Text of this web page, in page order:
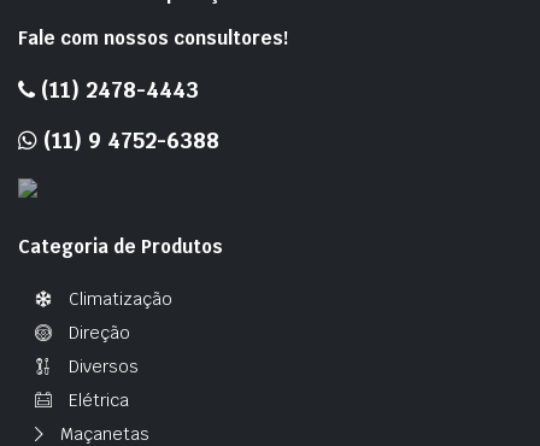
Fale com nossos consultores!
(11) 2478-4443
(11) 9 4752-6388
Categoria de Produtos
Climatização
Direção
Diversos
Elétrica
Maçanetas